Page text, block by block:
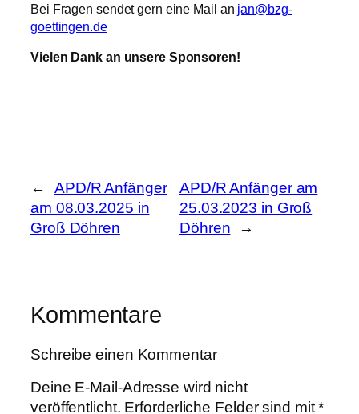
Bei Fragen sendet gern eine Mail an jan@bzg-
goettingen.de
Vielen Dank an unsere Sponsoren!
←
APD/R Anfänger
am 08.03.2025 in
Groß Döhren
APD/R Anfänger am
25.03.2023 in Groß
Döhren
→
Kommentare
Schreibe einen Kommentar
Deine E-Mail-Adresse wird nicht
veröffentlicht. Erforderliche Felder sind mit*